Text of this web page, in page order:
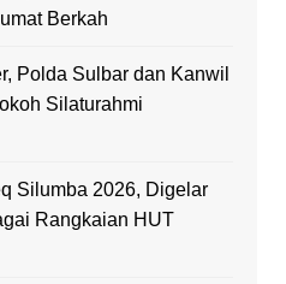
Berkah
Polda Sulbar dan Kanwil
Silaturahmi
Silumba 2026, Digelar
Rangkaian HUT